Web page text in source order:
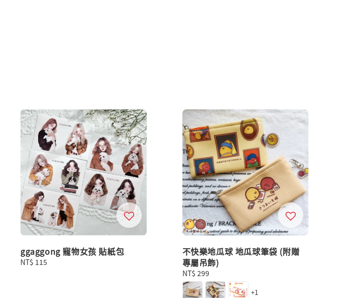
ggaggong 寵物女孩 貼紙包
Regular
NT$ 115
不快樂地瓜球 地瓜球筆袋 (附贈
專屬吊飾)
Regular
price
NT$ 299
+1